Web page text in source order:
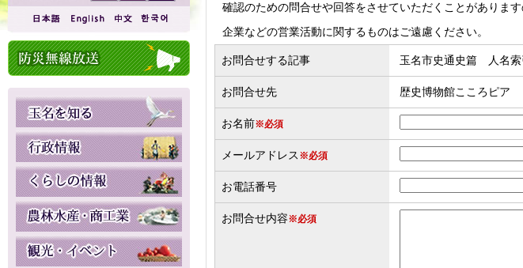
確認のための問合せや回答をさせていただくことがありま
企業などの営業活動に関するものはご遠慮ください。
お問合せする記事 玉名市史通史篇 人名索
お問合せ先 歴史博物館こころピア
お名前※必須
メールアドレス ※必須
お電話番号
お問合せ内容※必須